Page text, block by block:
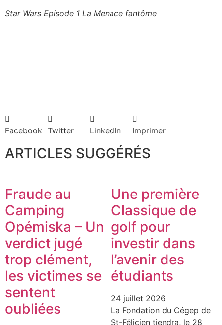
Star Wars Episode 1 La Menace fantôme
Facebook Twitter LinkedIn Imprimer
ARTICLES SUGGÉRÉS
Fraude au
Camping
Opémiska – Un
verdict jugé
trop clément,
les victimes se
sentent
oubliées
Une première
Classique de
golf pour
investir dans
l’avenir des
étudiants
24 juillet 2026
La Fondation du Cégep de
St-Félicien tiendra, le 28